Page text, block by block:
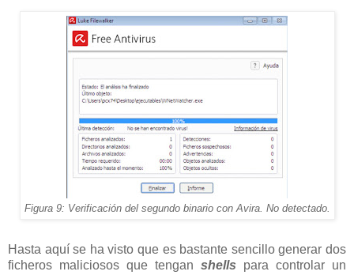
Figura 9: Verificación del segundo binario con Avira. No detectado.
Hasta aquí se ha visto que es bastante sencillo generar dos
ficheros maliciosos que tengan shells para controlar un